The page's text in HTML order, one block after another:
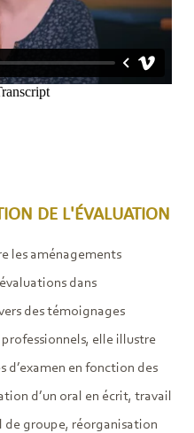
DE L'ÉVALUATION
les aménagements
dans
des témoignages
elle illustre
en fonction des
d’un oral en écrit, travail
de groupe, réorganisation